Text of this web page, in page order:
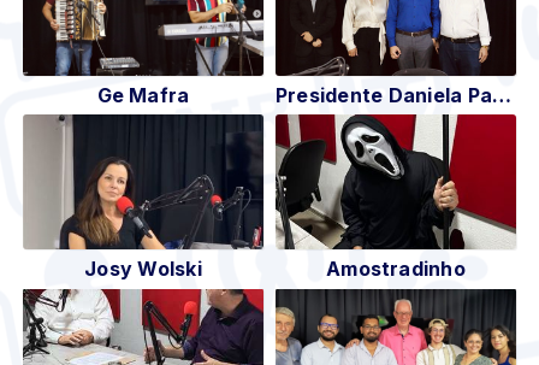
Ge Mafra Presidente Daniela Pacheco e o vice-presidente Lucas Augusto da OAB, juntamente com os advogados Dr. Luiz Ferreira e Dr. Douglas
Josy Wolski Amostradinho